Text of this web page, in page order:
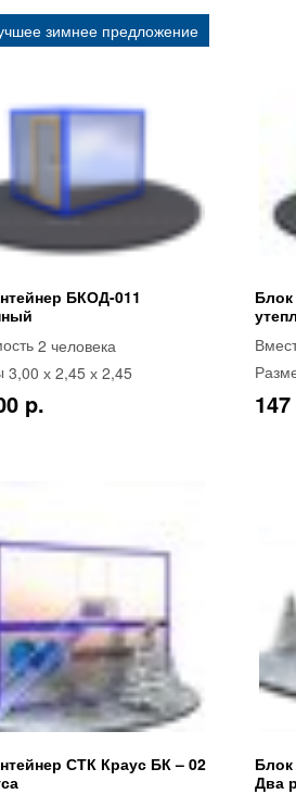
зимнее предложение
БКОД-011
2 человека
3,00 х 2,45 х 2,45
p.
СТК Краус БК – 02
Два